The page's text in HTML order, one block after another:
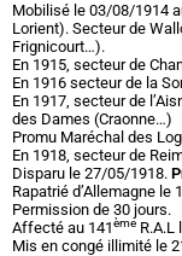
Mobilisé le 03/08/1914
Lorient). Secteur de
Frignicourt…).
En 1915, secteur de
En 1916 secteur de la
En 1917, secteur de
des Dames (Craonne…)
Promu Maréchal des
En 1918, secteur de
Disparu le 27/05/1918.
Rapatrié d’Allemagne le
Permission de 30 jours.
Affecté au 141ème R.A.L
Mis en congé illimité le